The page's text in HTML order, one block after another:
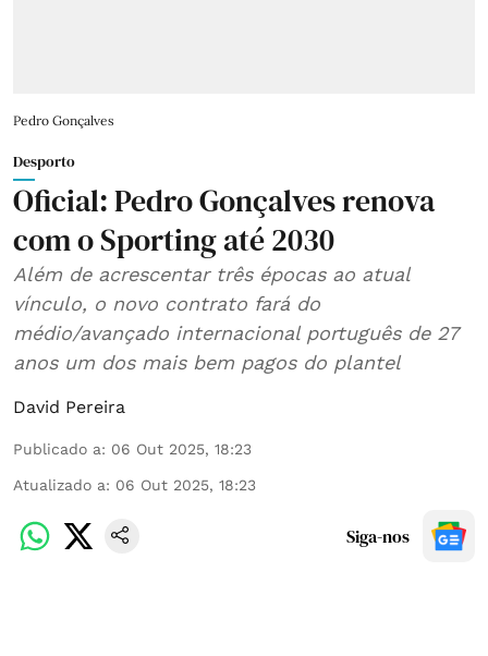
Pedro Gonçalves
Desporto
Oficial: Pedro Gonçalves renova
com o Sporting até 2030
Além de acrescentar três épocas ao atual
vínculo, o novo contrato fará do
médio/avançado internacional português de 27
anos um dos mais bem pagos do plantel
David Pereira
Publicado a: 06 Out 2025, 18:23
Atualizado a: 06 Out 2025, 18:23
Siga-nos